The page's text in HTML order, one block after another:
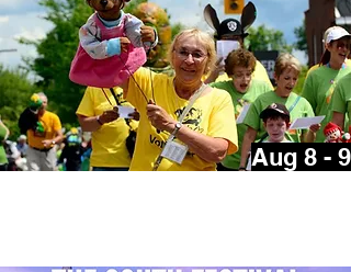
Aug 8 - 9